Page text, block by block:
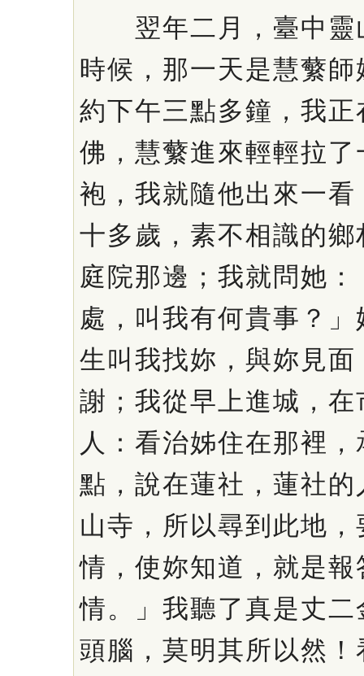
翌年二月，臺中靈
時候，那一天是慧蘩
約下午三點多鐘，我
佛，慧蘩進來輕輕拉
袍，我就隨他出來一
十多歲，素不相識的
庭院那邊；我就問她
處，叫我有何貴事？
生叫我找妳，與妳見
謝；我從早上進城，
人：看治姊住在那裡
點，說在蓮社，蓮社
山寺，所以尋到此地
情，使妳知道，就是報
情。」我聽了真是丈
頭腦，莫明其所以然